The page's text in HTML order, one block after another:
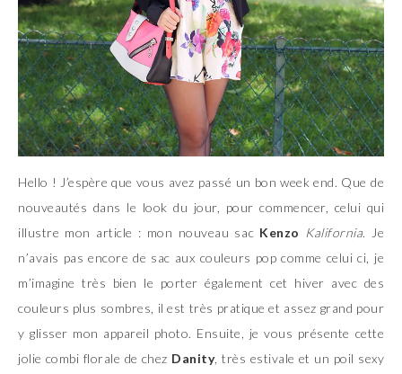
Hello ! J’espère que vous avez passé un bon week end. Que de
nouveautés dans le look du jour, pour commencer, celui qui
illustre mon article : mon nouveau sac Kenzo Kalifornia. Je
n’avais pas encore de sac aux couleurs pop comme celui ci, je
m’imagine très bien le porter également cet hiver avec des
couleurs plus sombres, il est très pratique et assez grand pour
y glisser mon appareil photo. Ensuite, je vous présente cette
jolie combi florale de chez Danity, très estivale et un poil sexy